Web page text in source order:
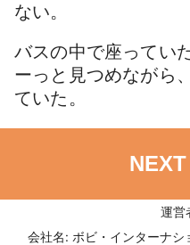
ない。
バスの中で座ってい
ーっと見つめながら
ていた。
運営
会社名: ボビ・インターナシ